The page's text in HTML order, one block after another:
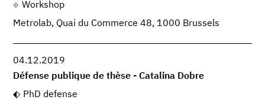
Workshop
Metrolab, Quai du Commerce 48, 1000 Brussels
04.12.2019
Défense publique de thèse - Catalina Dobre
PhD defense